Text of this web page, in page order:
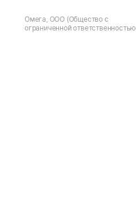
Омега, ООО (Общество с
ограниченной ответственностью